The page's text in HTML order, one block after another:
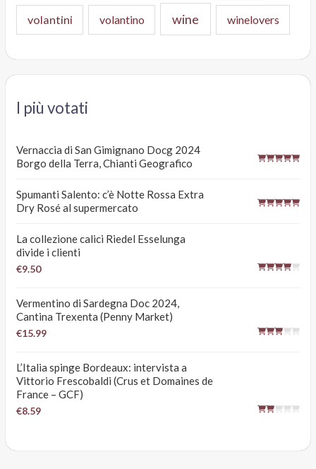
volantini volantino wine winelovers
I più votati
Vernaccia di San Gimignano Docg 2024
Borgo della Terra, Chianti Geografico
Spumanti Salento: c’è Notte Rossa Extra
Dry Rosé al supermercato
La collezione calici Riedel Esselunga
divide i clienti
€9.50
Vermentino di Sardegna Doc 2024,
Cantina Trexenta (Penny Market)
€15.99
L’Italia spinge Bordeaux: intervista a
Vittorio Frescobaldi (Crus et Domaines de
France – GCF)
€8.59